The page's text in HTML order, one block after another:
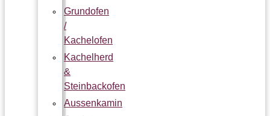
Grundofen
/
Kachelofen
Kachelherd
&
Steinbackofen
Aussenkamin